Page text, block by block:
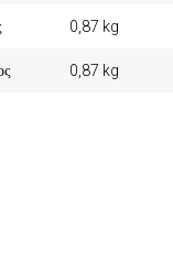
0,87 kg
0,87 kg